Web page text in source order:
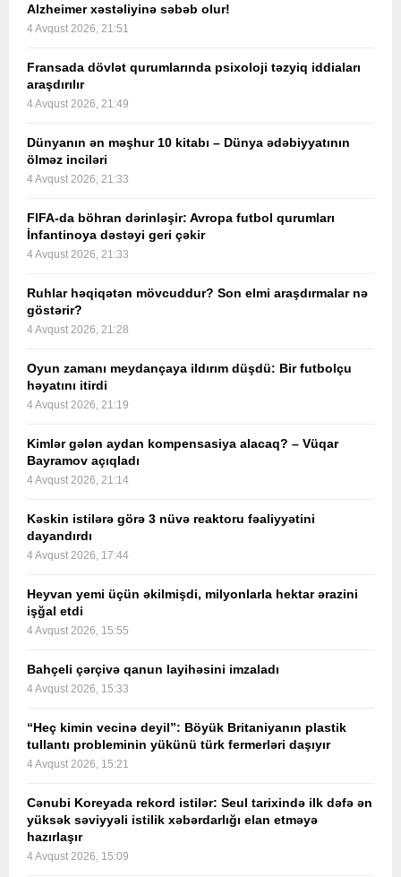
Alzheimer xəstəliyinə səbəb olur!
4 Avqust 2026, 21:51
Fransada dövlət qurumlarında psixoloji təzyiq iddiaları
araşdırılır
4 Avqust 2026, 21:49
Dünyanın ən məşhur 10 kitabı – Dünya ədəbiyyatının
ölməz inciləri
4 Avqust 2026, 21:33
FIFA-da böhran dərinləşir: Avropa futbol qurumları
İnfantinoya dəstəyi geri çəkir
4 Avqust 2026, 21:33
Ruhlar həqiqətən mövcuddur? Son elmi araşdırmalar nə
göstərir?
4 Avqust 2026, 21:28
Oyun zamanı meydançaya ildırım düşdü: Bir futbolçu
həyatını itirdi
4 Avqust 2026, 21:19
Kimlər gələn aydan kompensasiya alacaq? – Vüqar
Bayramov açıqladı
4 Avqust 2026, 21:14
Kəskin istilərə görə 3 nüvə reaktoru fəaliyyətini
dayandırdı
4 Avqust 2026, 17:44
Heyvan yemi üçün əkilmişdi, milyonlarla hektar ərazini
işğal etdi
4 Avqust 2026, 15:55
Bahçeli çərçivə qanun layihəsini imzaladı
4 Avqust 2026, 15:33
“Heç kimin vecinə deyil”: Böyük Britaniyanın plastik
tullantı probleminin yükünü türk fermerləri daşıyır
4 Avqust 2026, 15:21
Cənubi Koreyada rekord istilər: Seul tarixində ilk dəfə ən
yüksək səviyyəli istilik xəbərdarlığı elan etməyə
hazırlaşır
4 Avqust 2026, 15:09